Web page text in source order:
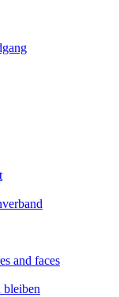
and faces
bleiben